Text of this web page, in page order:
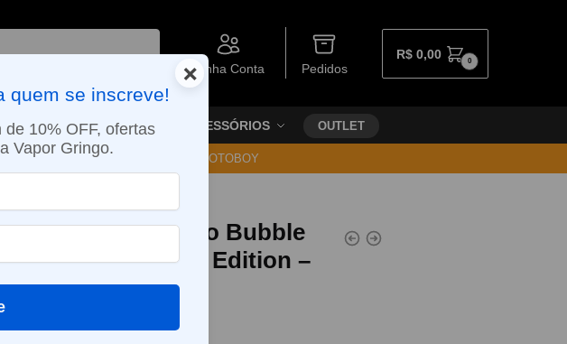
Minha Conta Pedidos
R$ 0,00 0
NICOTINA ORAL ACESSÓRIOS OUTLET
APROVADOS ATÉ 15:30 VIA MOTOBOY
Vidro de Reposição Bubble
4ml – Pen 22 Light Edition –
Smok
×
quem se inscreve!
10% OFF, ofertas
Vapor Gringo.